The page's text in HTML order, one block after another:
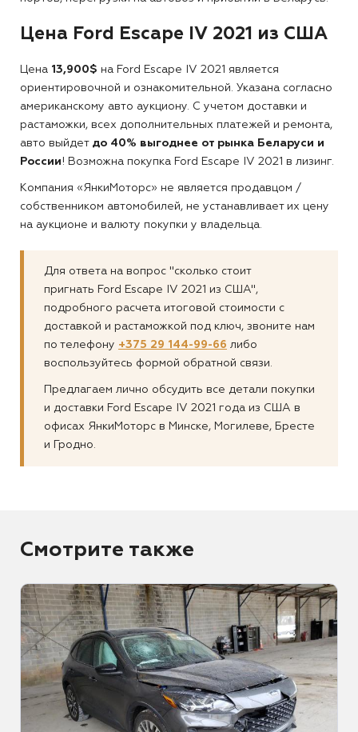
Цена Ford Escape IV 2021 из США
Цена 13,900$ на Ford Escape IV 2021 является
ориентировочной и ознакомительной. Указана согласно
американскому авто аукциону. С учетом доставки и
растаможки, всех дополнительных платежей и ремонта,
авто выйдет до 40% выгоднее от рынка Беларуси и
России! Возможна покупка Ford Escape IV 2021 в лизинг.
Компания «ЯнкиМоторс» не является продавцом /
собственником автомобилей, не устанавливает их цену
на аукционе и валюту покупки у владельца.
Для ответа на вопрос "сколько стоит
пригнать Ford Escape IV 2021 из США",
подробного расчета итоговой стоимости с
доставкой и растаможкой под ключ, звоните нам
по телефону +375 29 144-99-66 либо
воспользуйтесь формой обратной связи.
Предлагаем лично обсудить все детали покупки
и доставки Ford Escape IV 2021 года из США в
офисах ЯнкиМоторс в Минске, Могилеве, Бресте
и Гродно.
Смотрите также